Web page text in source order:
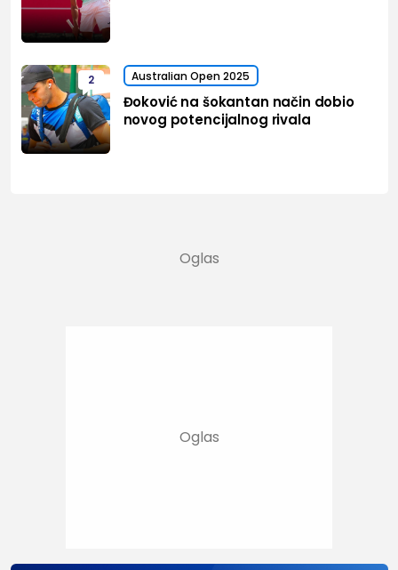
2 Australian Open 2025
Đoković na šokantan način dobio
novog potencijalnog rivala